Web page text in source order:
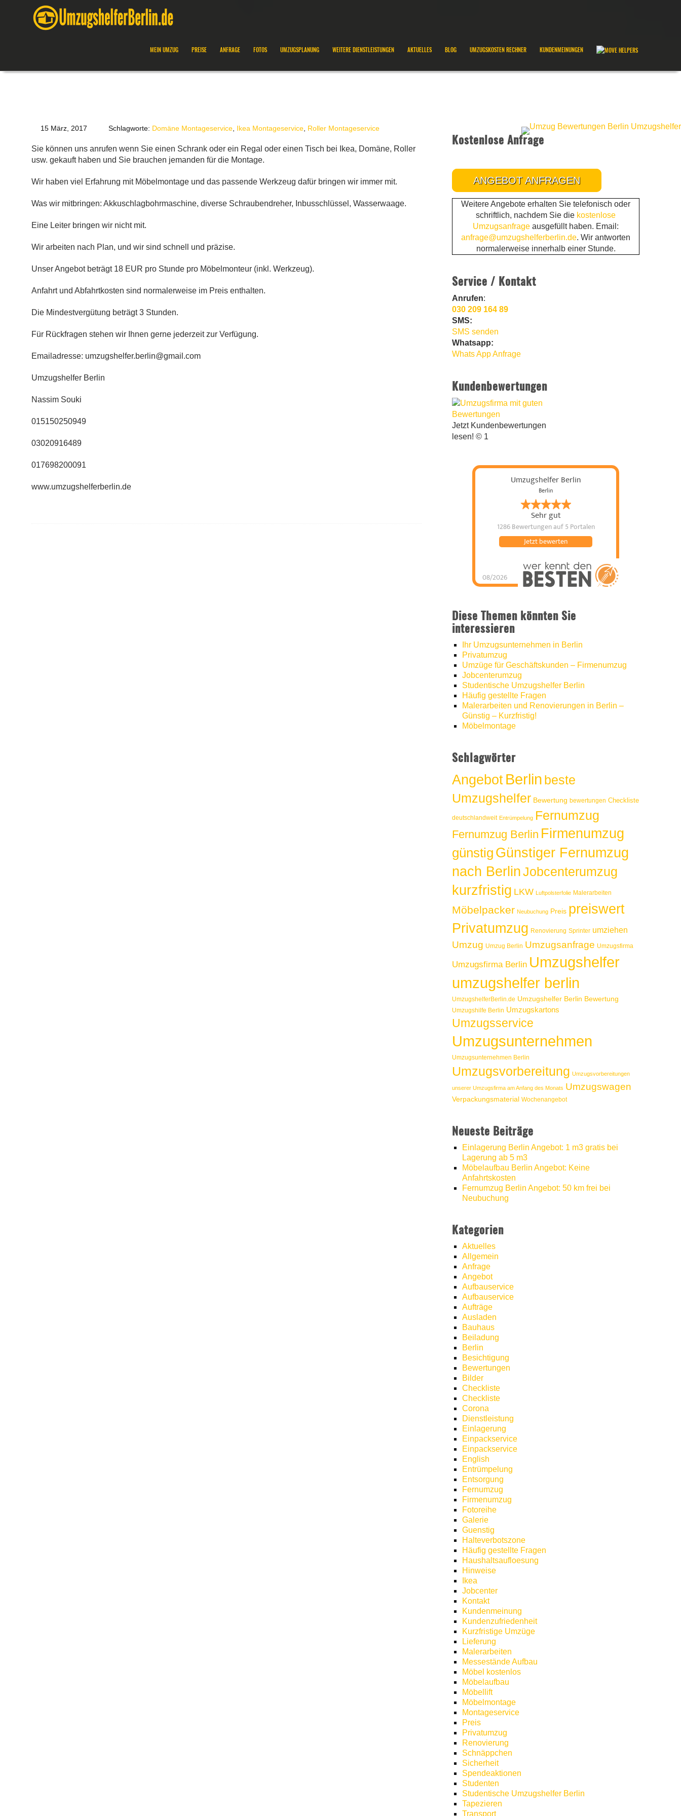
MEIN UMZUG PREISE ANFRAGE FOTOS UMZUGSPLANUNG WEITERE DIENSTLEISTUNGEN AKTUELLES BLOG UMZUGSKOSTEN RECHNER KUNDENMEINUNGEN
15 März, 2017 Schlagworte: Domäne Montageservice Ikea Montageservice Roller Montageservice
Sie können uns anrufen wenn Sie einen Schrank oder ein Regal oder einen Tisch bei Ikea, Domäne, Roller
usw. gekauft haben und Sie brauchen jemanden für die Montage.
Wir haben viel Erfahrung mit Möbelmontage und das passende Werkzeug dafür bringen wir immer mit.
Was wir mitbringen: Akkuschlagbohrmaschine, diverse Schraubendreher, Inbusschlüssel, Wasserwaage.
Eine Leiter bringen wir nicht mit.
Wir arbeiten nach Plan, und wir sind schnell und präzise.
Unser Angebot beträgt 18 EUR pro Stunde pro Möbelmonteur (inkl. Werkzeug).
Anfahrt und Abfahrtkosten sind normalerweise im Preis enthalten.
Die Mindestvergütung beträgt 3 Stunden.
Für Rückfragen stehen wir Ihnen gerne jederzeit zur Verfügung.
Emailadresse: umzugshelfer.berlin@gmail.com
Umzugshelfer Berlin
Nassim Souki
015150250949
03020916489
017698200091
www.umzugshelferberlin.de
Kostenlose Anfrage
ANGEBOT ANFRAGEN
Weitere Angebote erhalten Sie telefonisch oder
schriftlich, nachdem Sie die kostenlose
Umzugsanfrage ausgefüllt haben. Email:
anfrage@umzugshelferberlin.de. Wir antworten
normalerweise innerhalb einer Stunde.
Service / Kontakt
Anrufen:
030 209 164 89
SMS:
SMS senden
Whatsapp:
Whats App Anfrage
Kundenbewertungen
Jetzt Kundenbewertungen
lesen! © 1
Umzugshelfer Berlin
Berlin
Sehr gut
1286 Bewertungenauf 5 Portalen
08/2026
Jetzt bewerten
Umzugshelfer Berlin
hat5von5 Sternen |
werkenntdenBESTEN.de
Diese Themen könnten Sie
interessieren
Ihr Umzugsunternehmen in Berlin
Privatumzug
Umzüge für Geschäftskunden – Firmenumzug
Jobcenterumzug
Studentische Umzugshelfer Berlin
Häufig gestellte Fragen
Malerarbeiten und Renovierungen in Berlin –
Günstig – Kurzfristig!
Möbelmontage
Schlagwörter
AngebotBerlin beste
Umzugshelfer Bewertung bewertungen Checkliste
deutschlandweit Entrümpelung Fernumzug
Fernumzug Berlin Firmenumzug
günstig Günstiger Fernumzug
nach BerlinJobcenterumzug
kurzfristig LKW Luftpolsterfolie Malerarbeiten
Möbelpacker Neubuchung Preis preiswert
Privatumzug Renovierung Sprinter umziehen
Umzug Umzug Berlin Umzugsanfrage Umzugsfirma
Umzugsfirma Berlin Umzugshelfer
umzugshelfer berlin
UmzugshelferBerlin.de Umzugshelfer Berlin Bewertung
Umzugshilfe Berlin Umzugskartons
Umzugsservice
Umzugsunternehmen
Umzugsunternehmen Berlin
Umzugsvorbereitung Umzugsvorbereitungen
unserer Umzugsfirma am Anfang des Monats Umzugswagen
Verpackungsmaterial Wochenangebot
Neueste Beiträge
Einlagerung Berlin Angebot: 1 m3 gratis bei
Lagerung ab 5 m3
Möbelaufbau Berlin Angebot: Keine
Anfahrtskosten
Fernumzug Berlin Angebot: 50 km frei bei
Neubuchung
Kategorien
Aktuelles
Allgemein
Anfrage
Angebot
Aufbauservice
Aufbauservice
Aufträge
Ausladen
Bauhaus
Beiladung
Berlin
Besichtigung
Bewertungen
Bilder
Checkliste
Checkliste
Corona
Dienstleistung
Einlagerung
Einpackservice
Einpackservice
English
Entrümpelung
Entsorgung
Fernumzug
Firmenumzug
Fotoreihe
Galerie
Guenstig
Halteverbotszone
Häufig gestellte Fragen
Haushaltsaufloesung
Hinweise
Ikea
Jobcenter
Kontakt
Kundenmeinung
Kundenzufriedenheit
Kurzfristige Umzüge
Lieferung
Malerarbeiten
Messestände Aufbau
Möbel kostenlos
Möbelaufbau
Möbellift
Möbelmontage
Montageservice
Preis
Privatumzug
Renovierung
Schnäppchen
Sicherheit
Spendeaktionen
Studenten
Studentische Umzugshelfer Berlin
Tapezieren
Transport